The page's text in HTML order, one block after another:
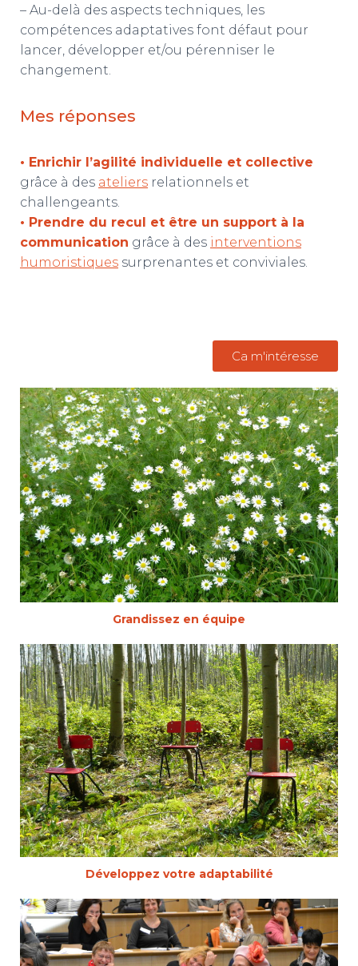
– Au-delà des aspects techniques, les
compétences adaptatives font défaut pour
lancer, développer et/ou pérenniser le
changement.
Mes réponses
• Enrichir l’agilité individuelle et collective
grâce à des ateliers relationnels et
challengeants.
• Prendre du recul et être un support à la
communication grâce à des interventions
humoristiques surprenantes et conviviales.
Ca m'intéresse
Grandissez en équipe
Développez votre adaptabilité